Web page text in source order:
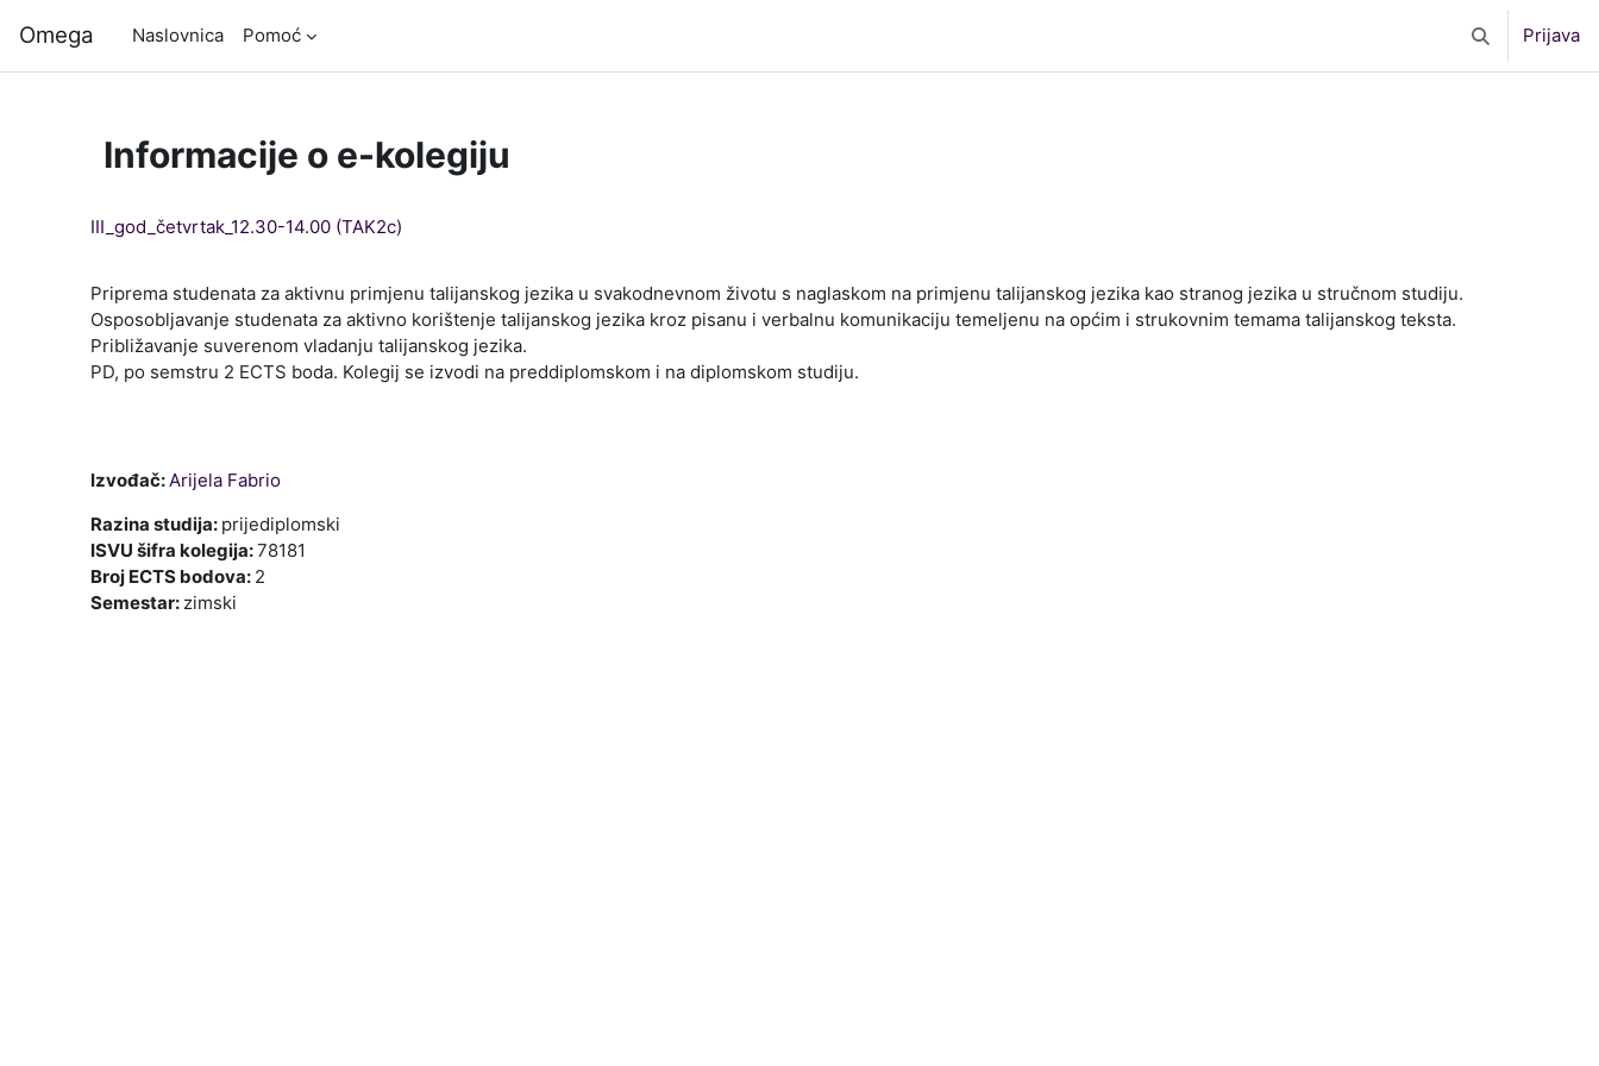
Omega Naslovnica Pomoć Toggle search
Prijava
Informacije o e-kolegiju
III_god_četvrtak_12.30-14.00 (TAK2c)
Priprema studenata za aktivnu primjenu talijanskog jezika u svakodnevnom životu s naglaskom na primjenu talijanskog jezika kao stranog jezika u stručnom studiju.
Osposobljavanje studenata za aktivno korištenje talijanskog jezika kroz pisanu i verbalnu komunikaciju temeljenu na općim i strukovnim temama talijanskog teksta.
Približavanje suverenom vladanju talijanskog jezika.
PD, po semstru 2 ECTS boda. Kolegij se izvodi na preddiplomskom i na diplomskom studiju.
Izvođač:Arijela Fabrio
Razina studija: prijediplomski
ISVU šifra kolegija:78181
Broj ECTS bodova: 2
Semestar: zimski